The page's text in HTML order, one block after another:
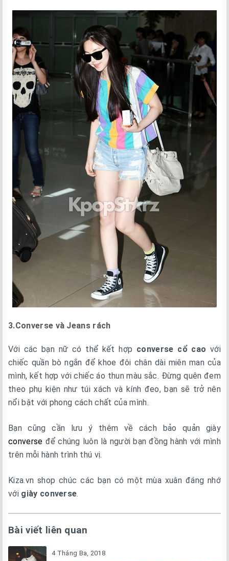
3.Converse và Jeans rách
Với các bạn nữ có thể kết hợp converse cổ cao với
chiếc quần bò ngắn để khoe đôi chân dài miên man của
mình, kết hợp với chiếc áo thun màu sắc. Đừng quên đem
theo phụ kiện như túi xách và kính đeo, bạn sẽ trở nên
nổi bật với phong cách chất của mình.
Bạn cũng cần lưu ý thêm về cách bảo quản giày
converse để chúng luôn là người bạn đồng hành với mình
trên mỗi hành trình thú vị.
Kiza.vn shop chúc các bạn có một mùa xuân đáng nhớ
với giày converse.
Bài viết liên quan
4 Tháng Ba, 2018